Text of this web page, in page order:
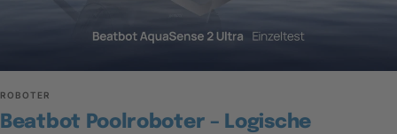
ROBOTER
Beatbot Poolroboter – Logische